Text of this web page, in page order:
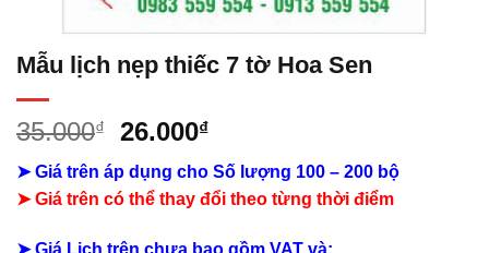
Mẫu lịch nẹp thiếc 7 tờ Hoa Sen
35.000₫
Giá
là:
35.000₫.
26.000₫Giá
hiện
tại
là:
26.000₫.
➤ Giá trên áp dụng cho Số lượng 100 – 200 bộ
➤ Giá trên có thể thay đổi theo từng thời điểm
➤ Giá Lịch trên chưa bao gồm VAT và: